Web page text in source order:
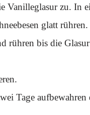
Vanilleglasur zu. In
glatt rühren.
rühren bis die
Tage